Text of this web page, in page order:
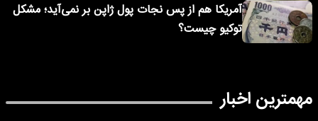
آمریکا هم از پس نجات پول ژاپن بر نمی‌آید؛ مشکل
توکیو چیست؟
مهمترین اخبار